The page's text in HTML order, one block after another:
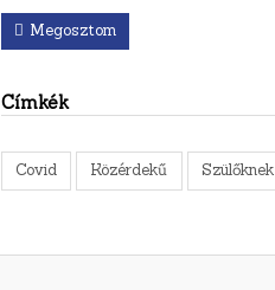
Megosztom
Címkék
Covid Közérdekű Szülőknek